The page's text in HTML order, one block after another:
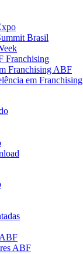
Brasil
Franchising
Franchising ABF
em Franchising
ABF